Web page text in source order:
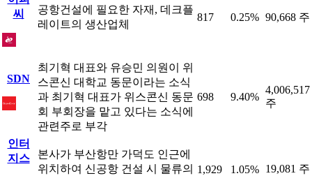
씨
공항건설에 필요한 자재, 데크플
레이트의 생산업체
817 0.25% 90,668 주
SDN
최기혁 대표와 유승민 의원이 위
스콘신 대학교 동문이라는 소식
과 최기혁 대표가 위스콘신 동문
회 부회장을 맡고 있다는 소식에
관련주로 부각
698 9.40%
4,006,517
주
인터
지스
본사가 부산항만 가덕도 인근에
위치하여 신공항 건설 시 물류의 1,929 1.05% 19,081 주